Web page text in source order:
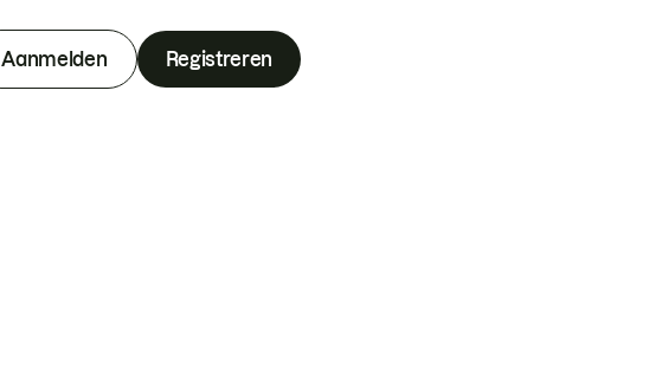
Aanmelden Registreren